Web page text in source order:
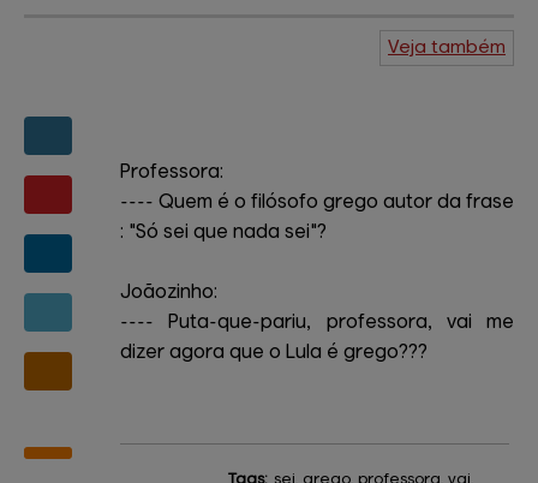
Veja também
Professora:
---- Quem é o filósofo grego autor da frase
: "Só sei que nada sei"?
Joãozinho:
---- Puta-que-pariu, professora, vai me
dizer agora que o Lula é grego???